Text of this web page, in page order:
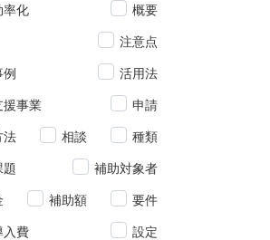
率化 概要
注意点
活用法
援事業 申請
法 相談 種類
題 補助対象者
補助額 要件
入費 設定